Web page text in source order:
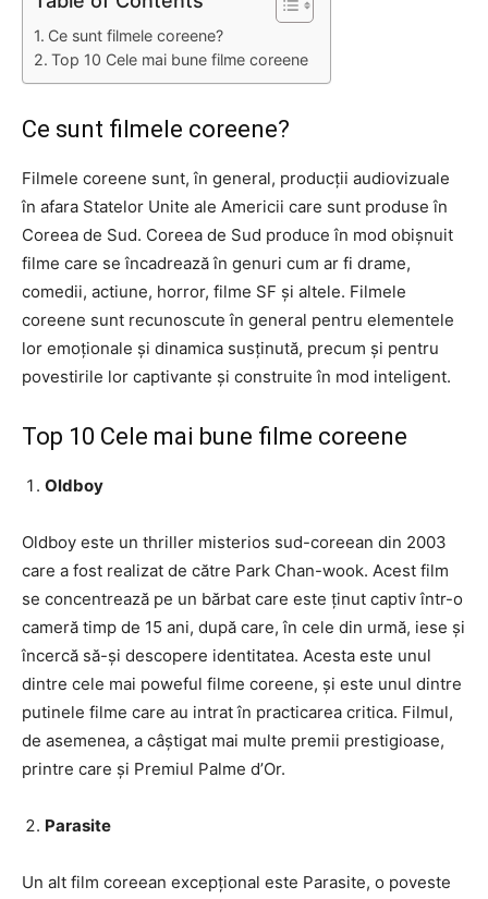
Ce sunt filmele coreene?
Top 10 Cele mai bune filme coreene
Ce sunt filmele coreene?
Filmele coreene sunt, în general, producții audiovizuale
în afara Statelor Unite ale Americii care sunt produse în
Coreea de Sud. Coreea de Sud produce în mod obișnuit
filme care se încadrează în genuri cum ar fi drame,
comedii, actiune, horror, filme SF și altele. Filmele
coreene sunt recunoscute în general pentru elementele
lor emoționale și dinamica susținută, precum și pentru
povestirile lor captivante și construite în mod inteligent.
Top 10 Cele mai bune filme coreene
Oldboy
Oldboy este un thriller misterios sud-coreean din 2003
care a fost realizat de către Park Chan-wook. Acest film
se concentrează pe un bărbat care este ținut captiv într-o
cameră timp de 15 ani, după care, în cele din urmă, iese și
încercă să-și descopere identitatea. Acesta este unul
dintre cele mai poweful filme coreene, și este unul dintre
putinele filme care au intrat în practicarea critica. Filmul,
de asemenea, a câștigat mai multe premii prestigioase,
printre care și Premiul Palme d’Or.
Parasite
Un alt film coreean excepțional este Parasite, o poveste